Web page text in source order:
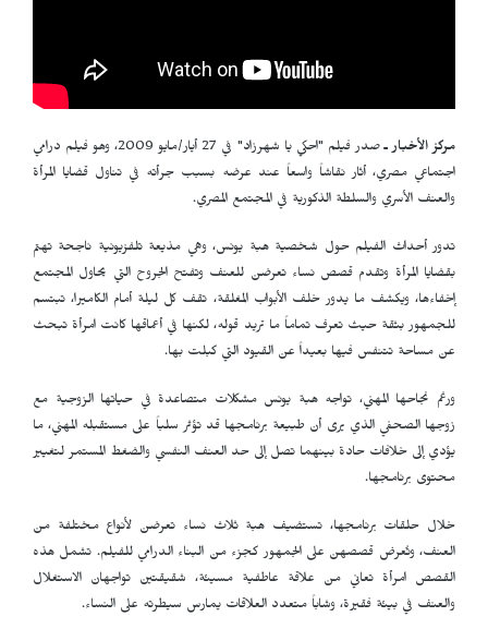
مركز الأخبار ـ
صدر فيلم "احكي يا شهرزاد" في 27 أيار/مايو 2009، وهو فيلم درامي
اجتماعي مصري، أثار نقاشاً واسعاً عند عرضه بسبب جرأته في تناول قضايا المرأة
والعنف الأسري والسلطة الذكورية في المجتمع المصري.
تدور أحداث الفيلم حول شخصية هبة يونس، وهي مذيعة تلفزيونية ناجحة تهتم
بقضايا المرأة وتقدم قصص نساء تعرضن للعنف وتفتح الجروح التي يحاول المجتمع
إخفاءها، ويكشف ما يدور خلف الأبواب المغلقة، تقف كل ليلة أمام الكاميرا، تبتسم
للجمهور بثقة حيث تعرف تماماً ما تريد قوله، لكنها في أعماقها كانت امرأة تبحث
عن مساحة تتنفس فيها بعيداً عن القيود التي كبلت بها.
ورغم نجاحها المهني، تواجه هبة يونس مشكلات متصاعدة في حياتها الزوجية مع
زوجها الصحفي الذي يرى أن طبيعة برنامجها قد تؤثر سلباً على مستقبله المهني، ما
يؤدي إلى خلافات حادة بينهما تصل إلى حد العنف النفسي والضغط المستمر لتغيير
محتوى برنامجها.
خلال حلقات برنامجها، تستضيف هبة ثلاث نساء تعرضن لأنواع مختلفة من
العنف، وتُعرض قصصهن على الجمهور كجزء من البناء الدرامي للفيلم. تشمل هذه
القصص امرأة تعاني من علاقة عاطفية مسيئة، شقيقتين تواجهان الاستغلال
والعنف في بيئة فقيرة، وشاباً متعدد العلاقات يمارس سيطرته على النساء.